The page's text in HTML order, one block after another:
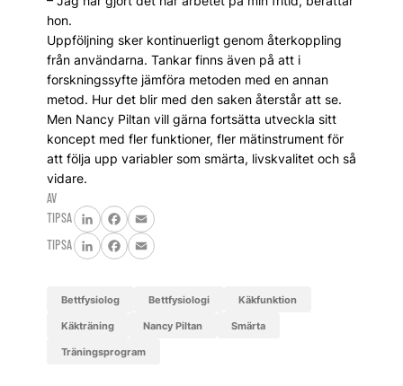
hon.
Uppföljning sker kontinuerligt genom återkoppling
från användarna. Tankar finns även på att i
forskningssyfte jämföra metoden med en annan
metod. Hur det blir med den saken återstår att se.
Men Nancy Piltan vill gärna fortsätta utveckla sitt
koncept med fler funktioner, fler mätinstrument för
att följa upp variabler som smärta, livskvalitet och så
vidare.
AV
TIPSA
LinkedInFacebook
Email
TIPSA
LinkedInFacebook
Email
bettfysiolog bettfysiologi käkfunktion
käkträning Nancy Piltan smärta
träningsprogram